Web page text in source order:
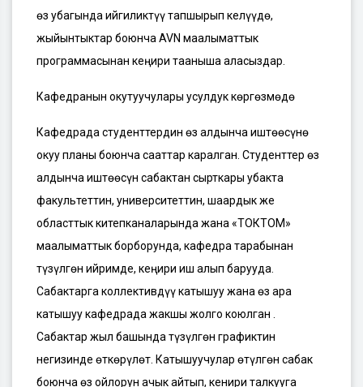
өз убагында ийгиликтүү тапшырып келүүдө,
жыйынтыктар боюнча AVN маалыматтык
программасынан кеңири тааныша аласыздар.
Кафедранын окутуучулары усулдук көргөзмөдө
Кафедрада студенттердин өз алдынча иштөөсүнө
окуу планы боюнча сааттар каралган. Студенттер өз
алдынча иштөөсүн сабактан сырткары убакта
факультеттин, университеттин, шаардык же
областтык китепканаларында жана «ТОКТОМ»
маалыматтык борборунда, кафедра тарабынан
түзүлгөн ийримде, кеңири иш алып барууда.
Сабактарга коллективдүү катышуу жана өз ара
катышуу кафедрада жакшы жолго коюлган .
Сабактар жыл башында түзүлгөн графиктин
негизинде өткөрүлөт. Катышуучулар өтүлгөн сабак
боюнча өз ойлорун ачык айтып, кенири талкууга